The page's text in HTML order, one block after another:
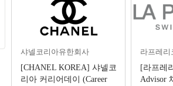
샤넬코리아유한회사
[CHANEL KOREA] 샤넬코
리아 커리어데이 (Career
라프레리
[라프레
Advisor